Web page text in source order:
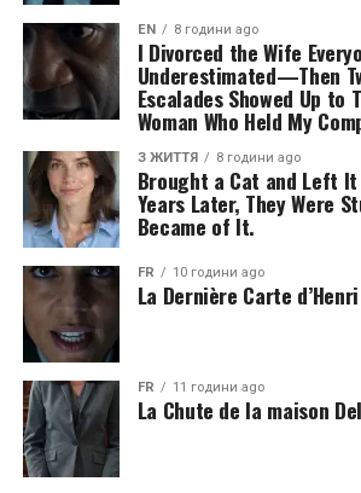
EN 8 години ago
I Divorced the Wife
Underestimated—Then
Escalades Showed Up to
Woman Who Held My
З ЖИТТЯ 8 години ago
Brought a Cat and Left
Years Later, They Were
Became of It.
FR 10 години ago
La Dernière Carte d’Henri
FR 11 години ago
La Chute de la maison